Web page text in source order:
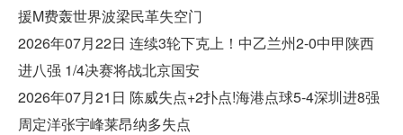
援M费轰世界波梁民革失空门
2026年07月22日 连续3轮下克上！中乙兰州2-0中甲陕西
进八强 1/4决赛将战北京国安
2026年07月21日 陈威失点+2扑点!海港点球5-4深圳进8强
周定洋张宇峰莱昂纳多失点